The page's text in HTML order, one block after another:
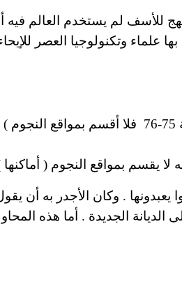
للأسف لم يستخدم العالم فيه
علماء وتكنولوجيا العصر
فلا أقسم بمواقع النجوم )
لا يقسم بمواقع النجوم (
يعبدونها . وكان الأجدر به أن
الديانة
الجديدة . أما هذه